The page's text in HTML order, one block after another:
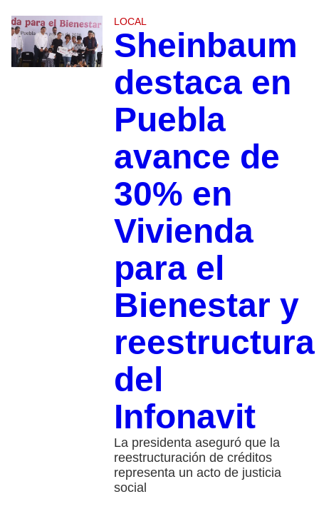
LOCAL
Sheinbaum
destaca en
Puebla
avance de
30% en
Vivienda
para el
Bienestar y
reestructura
del
Infonavit
La presidenta aseguró que la
reestructuración de créditos
representa un acto de justicia
social